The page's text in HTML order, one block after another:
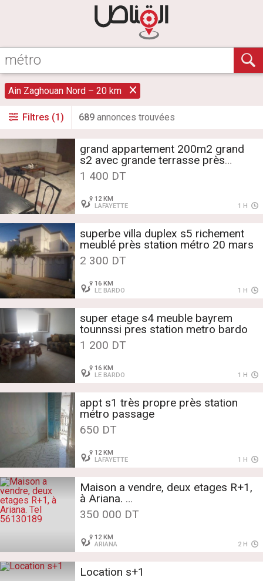
Ain Zaghouan Nord – 20 km
Filtres (1) 689 annonces trouvées
grand appartement 200m2 grand
s2 avec grande terrasse près
station passage
1 400 DT
12 KM
LAFAYETTE
1 H
superbe villa duplex s5 richement
meublé près station métro 20 mars
2 300 DT
16 KM
LE BARDO
1 H
super etage s4 meuble bayrem
tounnssi pres station metro bardo
1 200 DT
16 KM
LE BARDO
1 H
appt s1 très propre près station
métro passage
650 DT
12 KM
LAFAYETTE
1 H
Maison a vendre, deux etages R+1,
à Ariana.
350 000 DT
12 KM
ARIANA
2 H
Location s+1